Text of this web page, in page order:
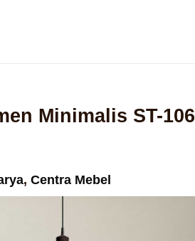
Minimalis ST-106
, Centra Mebel